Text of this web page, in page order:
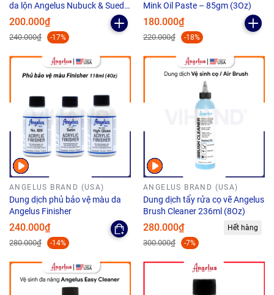
da lộn Angelus Nubuck & Suede
Kit cao cấp
200.000₫
240.000₫ -17%
Mink Oil Paste – 85gm (3Oz)
180.000₫
220.000₫ -18%
ANGELUS BRAND (USA)
Dung dịch phủ bảo vệ màu da
Angelus Finisher
240.000₫
280.000₫ -14%
ANGELUS BRAND (USA)
Dung dịch tẩy rửa cọ vẽ Angelus
Brush Cleaner 236ml (8Oz)
280.000₫
300.000₫ -7%
Hết hàng